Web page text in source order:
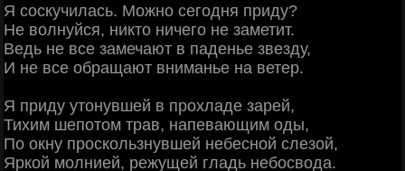
Я соскучилась. Можно сегодня приду?
Не волнуйся, никто ничего не заметит.
Ведь не все замечают в паденье звезду,
И не все обращают вниманье на ветер.
Я приду утонувшей в прохладе зарей,
Тихим шепотом трав, напевающим оды,
Пo окну проскользнувшей небесной слезой,
Яркой молнией, режущей гладь небосвода.